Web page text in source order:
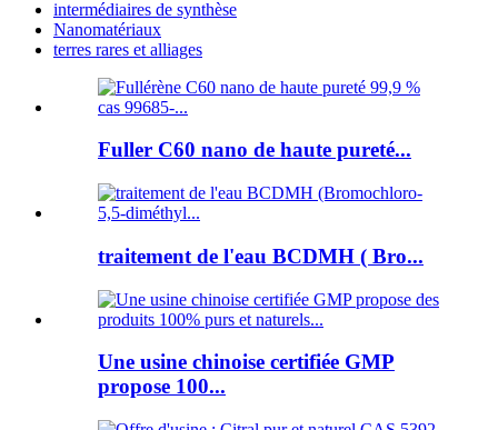
intermédiaires de synthèse
Nanomatériaux
terres rares et alliages
Fuller C60 nano de haute pureté...
traitement de l'eau BCDMH ( Bro...
Une usine chinoise certifiée GMP
propose 100...